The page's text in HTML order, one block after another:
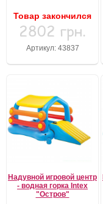
Товар закончился
2802 грн.
Артикул: 43837
Надувной игровой центр
- водная горка Intex
"Остров"